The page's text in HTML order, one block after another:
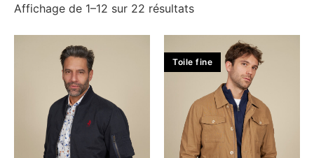
Affichage de 1–12 sur 22 résultats
Toile fine